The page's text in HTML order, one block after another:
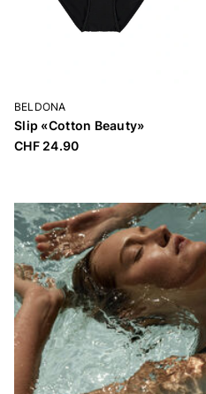
BELDONA
Slip «Cotton Beauty»
CHF 24.90